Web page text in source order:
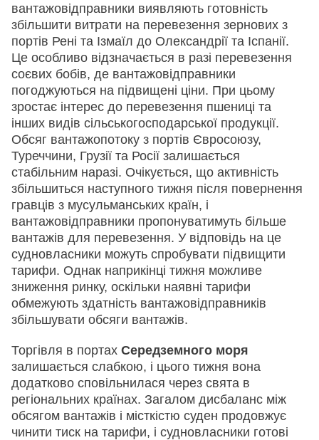
вантажовідправники виявляють готовність
збільшити витрати на перевезення зернових з
портів Рені та Ізмаїл до Олександрії та Іспанії.
Це особливо відзначається в разі перевезення
соєвих бобів, де вантажовідправники
погоджуються на підвищені ціни. При цьому
зростає інтерес до перевезення пшениці та
інших видів сільськогосподарської продукції.
Обсяг вантажопотоку з портів Євросоюзу,
Туреччини, Грузії та Росії залишається
стабільним наразі. Очікується, що активність
збільшиться наступного тижня після повернення
гравців з мусульманських країн, і
вантажовідправники пропонуватимуть більше
вантажів для перевезення. У відповідь на це
судновласники можуть спробувати підвищити
тарифи. Однак наприкінці тижня можливе
зниження ринку, оскільки наявні тарифи
обмежують здатність вантажовідправників
збільшувати обсяги вантажів.
Торгівля в портах Середземного моря
залишається слабкою, і цього тижня вона
додатково сповільнилася через свята в
регіональних країнах. Загалом дисбаланс між
обсягом вантажів і місткістю суден продовжує
чинити тиск на тарифи, і судновласники готові